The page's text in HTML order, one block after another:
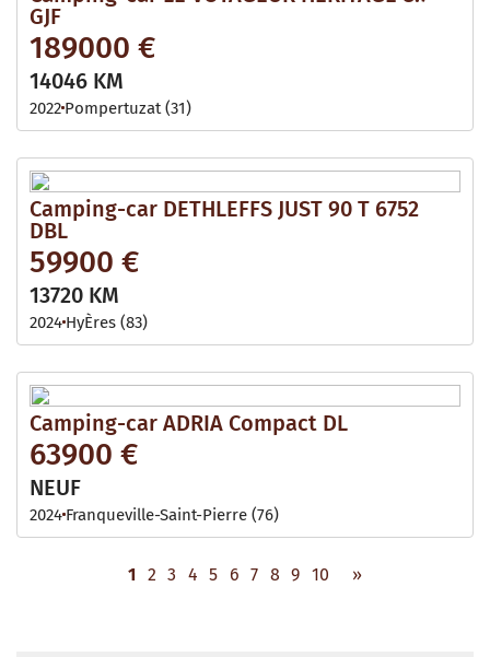
GJF
189000 €
14046 KM
2022 Pompertuzat (31)
Camping-car DETHLEFFS JUST 90 T 6752
DBL
59900 €
13720 KM
2024 HyÈres (83)
Camping-car ADRIA Compact DL
63900 €
NEUF
2024 Franqueville-Saint-Pierre (76)
1 2 3 4 5 6 7 8 9 10 »